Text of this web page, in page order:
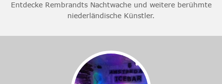
Entdecke Rembrandts Nachtwache und weitere berühmte
niederländische Künstler.